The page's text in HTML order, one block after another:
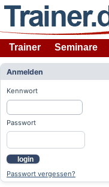
Trainer Seminare
Anmelden
Kennwort
Passwort
login
Passwort vergessen?